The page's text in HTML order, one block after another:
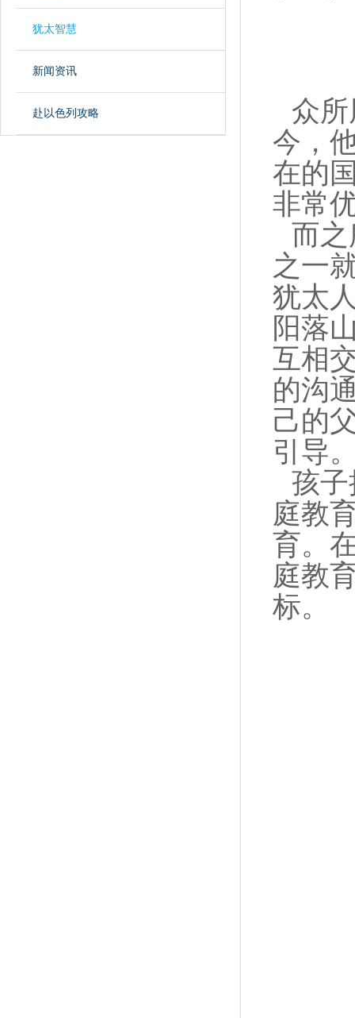
犹太智慧
新闻资讯
赴以色列攻略
众
今，
在的
非常
而
之一
犹太
阳落
互相
的沟
己的
引导
孩
庭教
育。
庭教
标。